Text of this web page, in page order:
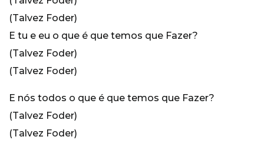
(Talvez Foder)
E tu e eu o que é que temos que Fazer?
(Talvez Foder)
(Talvez Foder)
E nós todos o que é que temos que Fazer?
(Talvez Foder)
(Talvez Foder)